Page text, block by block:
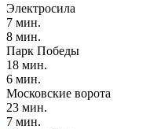
Электросила
7 мин.
8 мин.
Парк Победы
18 мин.
6 мин.
Московские ворота
23 мин.
7 мин.